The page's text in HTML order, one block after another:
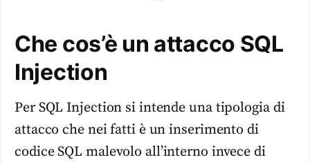
Che cos’è un attacco SQL
Injection
Per SQL Injection si intende una tipologia di
attacco che nei fatti è un inserimento di
codice SQL malevolo all’interno invece di